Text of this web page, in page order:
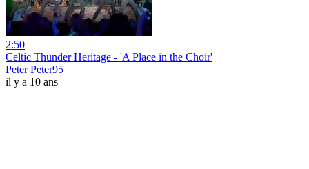
2:50
Celtic Thunder Heritage - 'A Place in the Choir'
Peter Peter95
il y a 10 ans